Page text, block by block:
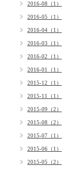
2016-08（1）
2016-05（1）
2016-04（1）
2016-03（1）
2016-02（1）
2016-01（1）
2015-12（1）
2015-11（1）
2015-09（2）
2015-08（2）
2015-07（1）
2015-06（1）
2015-05（2）